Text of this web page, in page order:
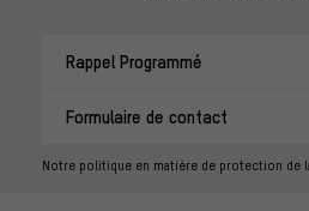
Rappel Programmé
Formulaire de contact
Notre politique en matière de protection de